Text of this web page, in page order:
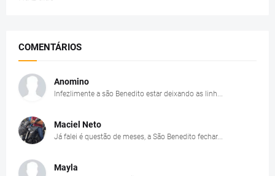
COMENTÁRIOS
Anomino
Infezlimente a são Benedito estar deixando as linh...
Maciel Neto
Já falei é questão de meses, a São Benedito fechar...
Mayla